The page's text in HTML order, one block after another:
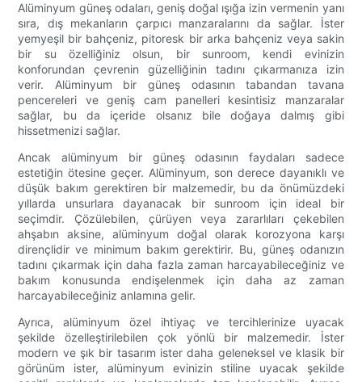
Alüminyum güneş odaları, geniş doğal ışığa izin vermenin yanı
sıra, dış mekanların çarpıcı manzaralarını da sağlar. İster
yemyeşil bir bahçeniz, pitoresk bir arka bahçeniz veya sakin
bir su özelliğiniz olsun, bir sunroom, kendi evinizin
konforundan çevrenin güzelliğinin tadını çıkarmanıza izin
verir. Alüminyum bir güneş odasının tabandan tavana
pencereleri ve geniş cam panelleri kesintisiz manzaralar
sağlar, bu da içeride olsanız bile doğaya dalmış gibi
hissetmenizi sağlar.
Ancak alüminyum bir güneş odasının faydaları sadece
estetiğin ötesine geçer. Alüminyum, son derece dayanıklı ve
düşük bakım gerektiren bir malzemedir, bu da önümüzdeki
yıllarda unsurlara dayanacak bir sunroom için ideal bir
seçimdir. Çözülebilen, çürüyen veya zararlıları çekebilen
ahşabın aksine, alüminyum doğal olarak korozyona karşı
dirençlidir ve minimum bakım gerektirir. Bu, güneş odanızın
tadını çıkarmak için daha fazla zaman harcayabileceğiniz ve
bakım konusunda endişelenmek için daha az zaman
harcayabileceğiniz anlamına gelir.
Ayrıca, alüminyum özel ihtiyaç ve tercihlerinize uyacak
şekilde özelleştirilebilen çok yönlü bir malzemedir. İster
modern ve şık bir tasarım ister daha geleneksel ve klasik bir
görünüm ister, alüminyum evinizin stiline uyacak şekilde